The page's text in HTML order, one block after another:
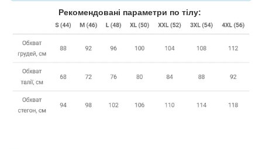
Рекомендовані параметри по тілу: